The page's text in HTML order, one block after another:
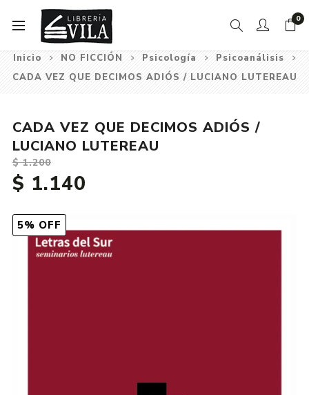
0
Inicio NO FICCIÓN Psicología
Psicoanálisis
CADA VEZ QUE DECIMOS ADIÓS / LUCIANO LUTEREAU
5% OFF
CADA VEZ QUE DECIMOS ADIÓS /
LUCIANO LUTEREAU
$ 1.200
$ 1.140